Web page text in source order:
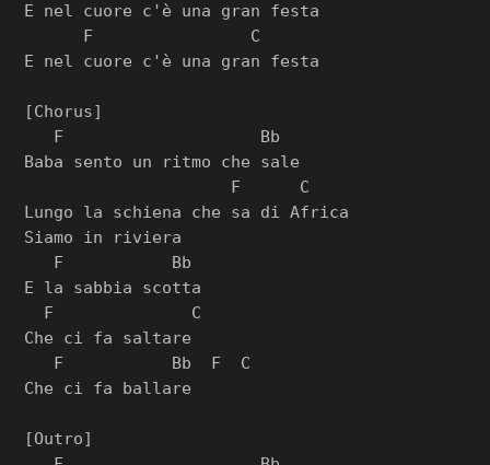
E nel cuore c'è una gran festa
      F                C
E nel cuore c'è una gran festa
[Chorus]
   F                    Bb
Baba sento un ritmo che sale
                     F      C
Lungo la schiena che sa di Africa
Siamo in riviera
   F           Bb
E la sabbia scotta
  F              C
Che ci fa saltare
   F           Bb  F  C
Che ci fa ballare
[Outro]